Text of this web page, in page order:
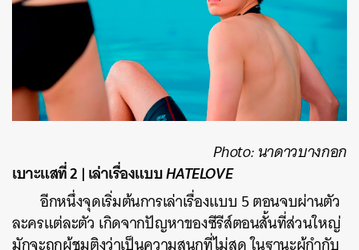
Photo: นาดาวบางกอก
เบาะแสที่ 2 | เล่าเรื่องแบบHATELOVE
อีกหนึ่งจุดเริ่มต้นการเล่าเรื่องแบบ 5 ตอนจบผ่านตัว
ละครแต่ละตัว เกิดจากปัญหาของซีรีส์ตอนสั้นที่ส่วนใหญ่